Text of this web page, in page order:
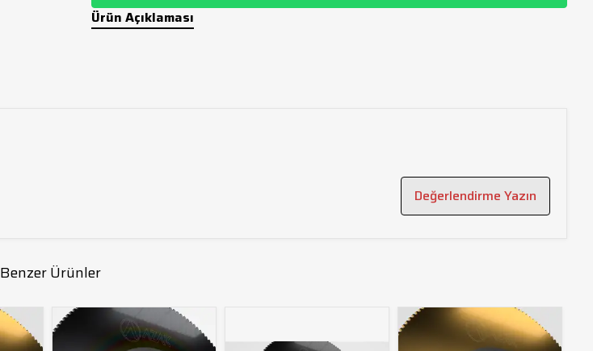
Ürün Açıklaması
Değerlendirme Yazın
Benzer Ürünler